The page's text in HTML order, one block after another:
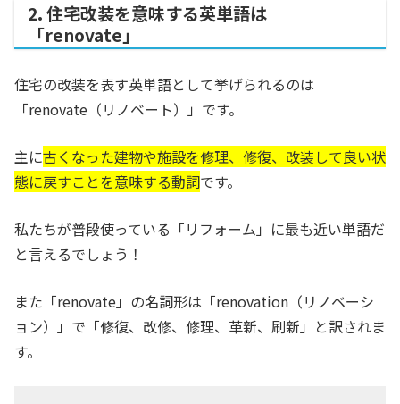
2. 住宅改装を意味する英単語は
「renovate」
住宅の改装を表す英単語として挙げられるのは
「renovate（リノベート）」です。
主に古くなった建物や施設を修理、修復、改装して良い状
態に戻すことを意味する動詞です。
私たちが普段使っている「リフォーム」に最も近い単語だ
と言えるでしょう！
また「renovate」の名詞形は「renovation（リノベーシ
ョン）」で「修復、改修、修理、革新、刷新」と訳されま
す。